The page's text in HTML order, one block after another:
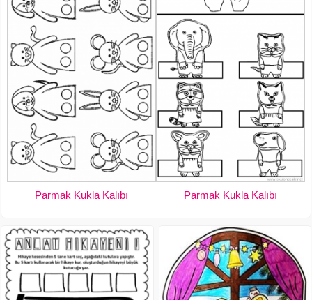
Parmak Kukla Kalıbı Parmak Kukla Kalıbı